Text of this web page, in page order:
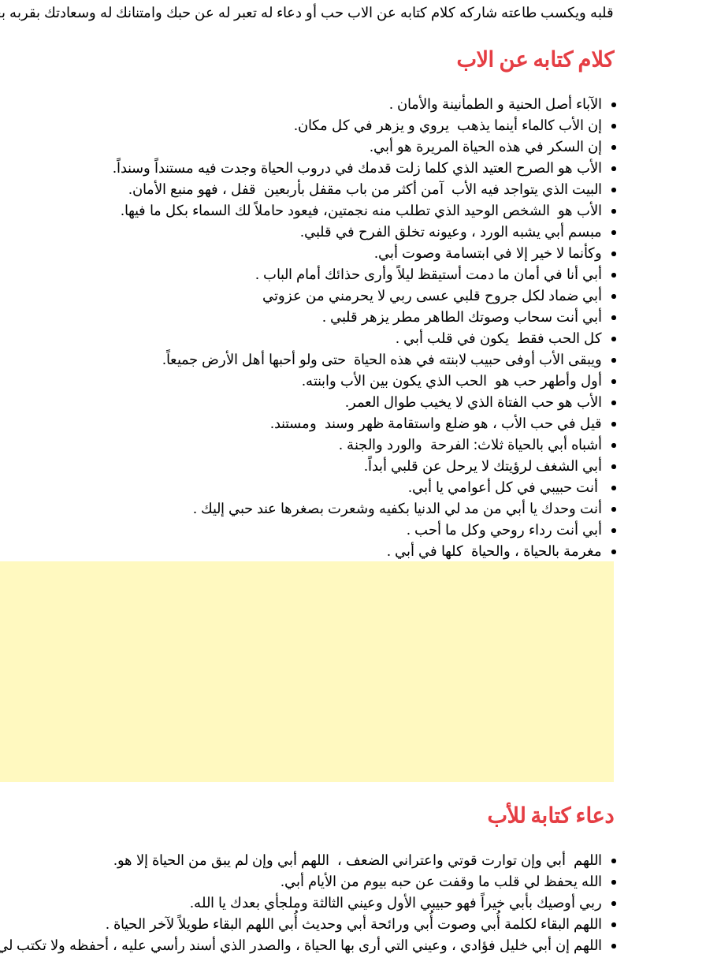
قلبه ويكسب طاعته شاركه كلام كتابه عن الاب حب أو دعاء له تعبر له عن حبك وامتنانك له وسعادتك بقربه
كلام كتابه عن الاب
الآباء أصل الحنية و الطمأنينة والأمان .
إن الأب كالماء أينما يذهب يروي و يزهر في كل مكان.
‏إن السكر في هذه الحياة المريرة هو أبي.
الأب هو الصرح العتيد الذي كلما زلت قدمك في دروب الحياة وجدت فيه مستنداً وسنداً.
البيت الذي يتواجد فيه الأب آمن أكثر من باب مقفل بأربعين قفل ، فهو منبع الأمان.
الأب هو الشخص الوحيد الذي تطلب منه نجمتين، فيعود حاملاً لك السماء بكل ما فيها.
مبسم أبي يشبه الورد ، وعيونه تخلق الفرح في قلبي.
‏وكأنما لا خير إلا في ابتسامة وصوت أبي.
أبي أنا في أمان ما دمت أستيقظ ليلاً وأرى حذائك أمام الباب .
أبي ضماد لكل جروح قلبي عسى ربي لا يحرمني من عزوتي
‏أبي أنت سحاب وصوتك الطاهر مطر يزهر قلبي .
كل الحب فقط يكون في قلب أبي .
ويبقى الأب أوفى حبيب لابنته في هذه الحياة حتى ولو أحبها أهل الأرض جميعاً.
أول وأطهر حب هو الحب الذي يكون بين الأب وابنته.
الأب هو حب الفتاة الذي لا يخيب طوال العمر.
قيل في حب الأب ، هو ضلع واستقامة ظهر وسند ومستند.
أشباه أبي بالحياة ثلاث: الفرحة والورد والجنة .
أبي الشغف لرؤيتك لا يرحل عن قلبي أبداً.
‏أنت حبيبي في كل أعوامي يا أبي.
‏أنت وحدك يا أبي من مد لي الدنيا بكفيه وشعرت بصغرها عند حبي إليك .
أبي ‏أنت رداء روحي وكل ما أحب .
مغرمة بالحياة ، والحياة كلها في أبي .
دعاء كتابة للأب
اللهم أبي وإن توارت قوتي واعتراني الضعف ، اللهم أبي وإن لم يبق من الحياة إلا هو.
‏الله يحفظ لي قلب ما وقفت عن حبه بيوم من الأيام أبي.
ربي أوصيك بأبي خيراً فهو حبيبي الأول وعيني الثالثة وملجأي بعدك يا الله.
اللهم البقاء لكلمة أُبي وصوت أُبي ورائحة أبي وحديث أُبي اللهم البقاء طويلاً لآخر الحياة .
‏اللهم إن أبي خليل فؤادي ، وعيني التي أرى بها الحياة ، والصدر الذي أسند رأسي عليه ، أحفظه ولا تكتب